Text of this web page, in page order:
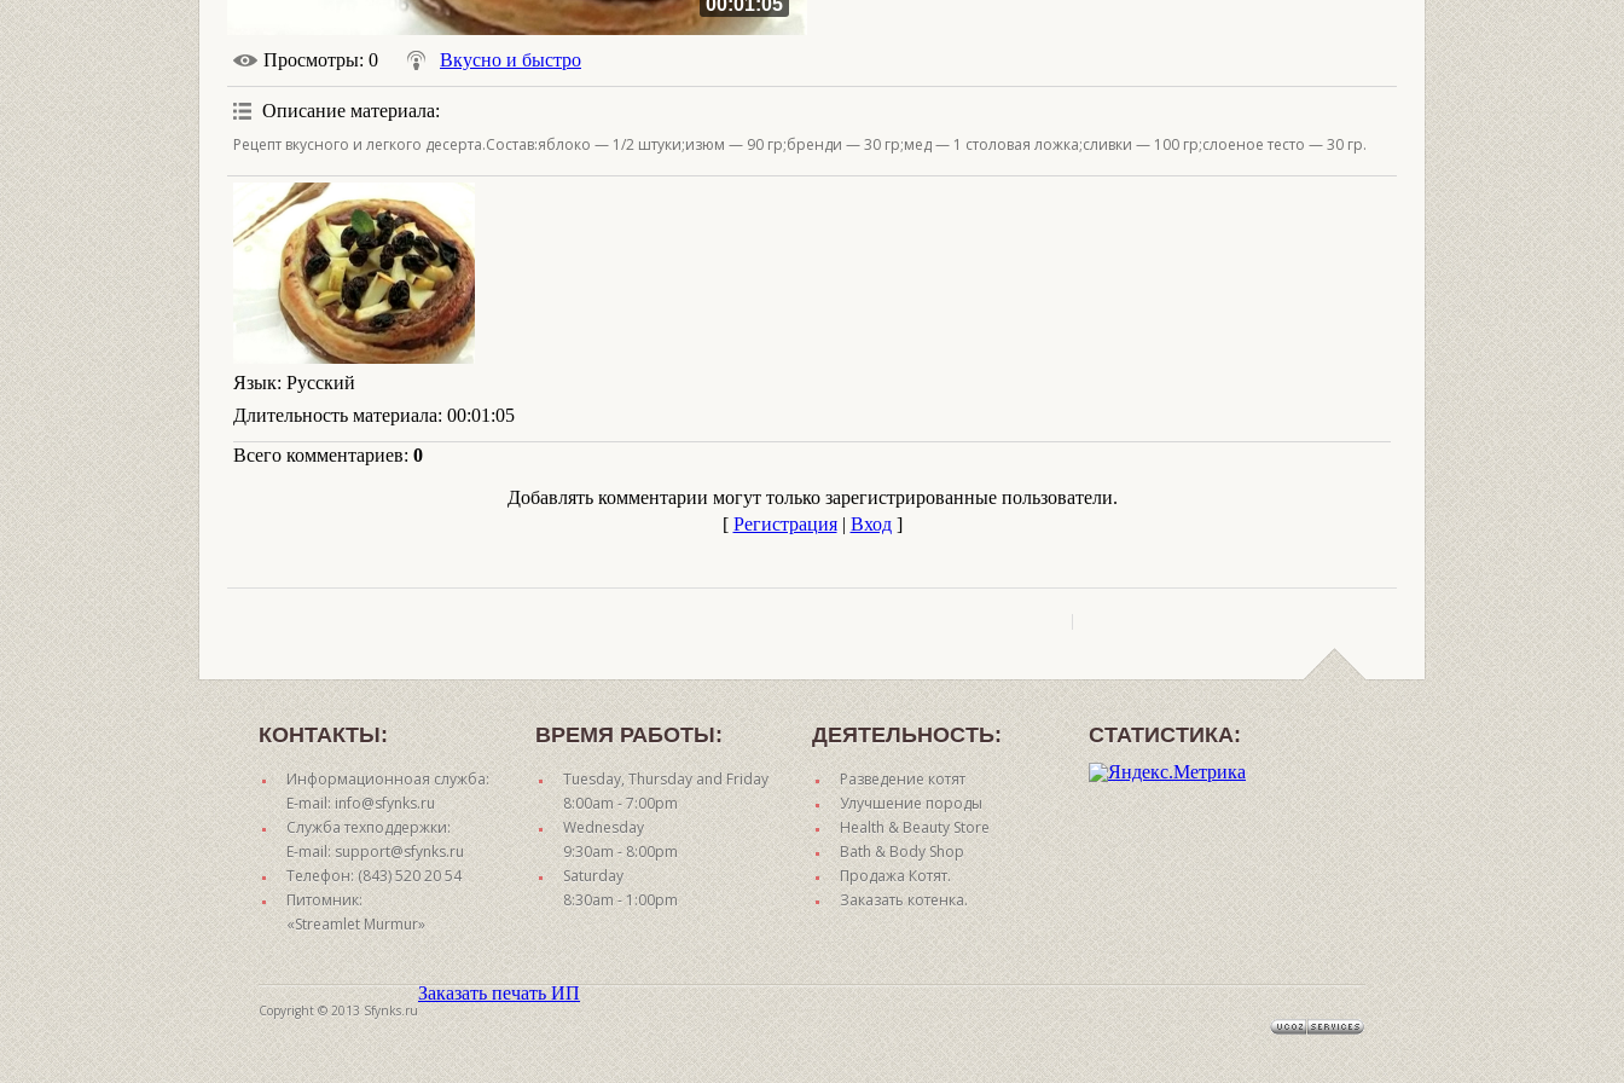
00:01:05
Просмотры: 0 Вкусно и быстро
Описание материала:
Рецепт вкусного и легкого десерта.Состав:яблоко — 1/2 штуки;изюм — 90 гр;бренди — 30 гр;мед — 1 столовая ложка;сливки — 100 гр;слоеное тесто — 30 гр.
Язык: Русский
Длительность материала: 00:01:05
Всего комментариев: 0
Добавлять комментарии могут только зарегистрированные пользователи.
[ Регистрация| Вход]
КОНТАКТЫ:
Информационноая служба:
E-mail: info@sfynks.ru
Служба техподдержки:
E-mail: support@sfynks.ru
Телефон: (843) 520 20 54
Питомник:
«Streamlet Murmur»
ВРЕМЯ РАБОТЫ:
Tuesday, Thursday and Friday
8:00am - 7:00pm
Wednesday
9:30am - 8:00pm
Saturday
8:30am - 1:00pm
ДЕЯТЕЛЬНОСТЬ:
Разведение котят
Улучшение породы
Health & Beauty Store
Bath & Body Shop
Продажа Котят.
Заказать котенка.
СТАТИСТИКА:
Copyright © 2013 Sfynks.ru
Заказать печать ИП